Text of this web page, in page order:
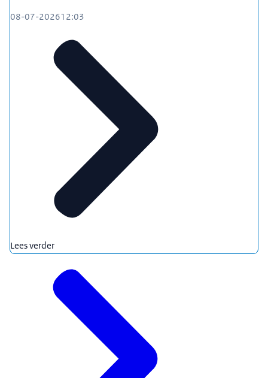
08-07-202612:03
Lees verder